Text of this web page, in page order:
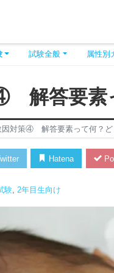
試験全般 属性別
解答要素
因対策④ 解答要素って何？ど
Hatena
験, 2年目生向け